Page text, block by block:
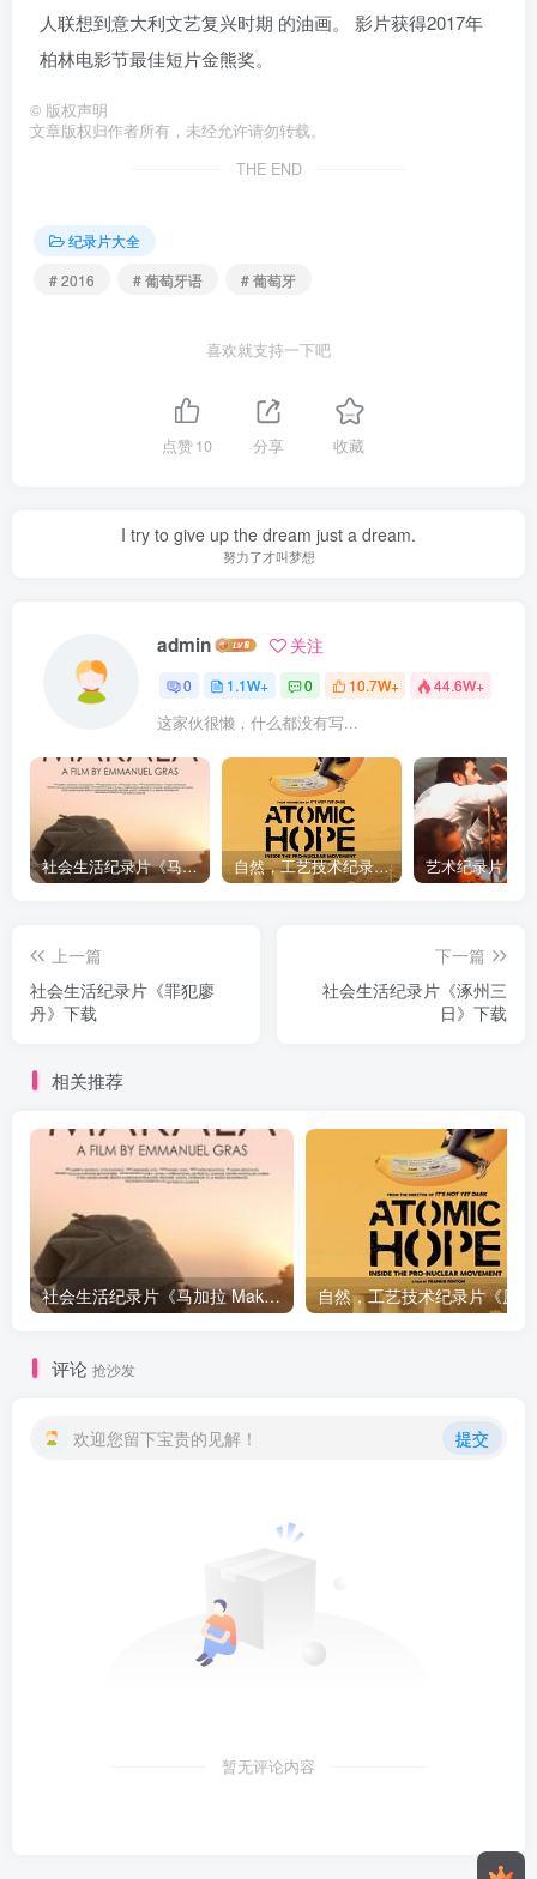
人联想到意大利文艺复兴时期 的油画。 影片获得2017年
柏林电影节最佳短片金熊奖。
© 版权声明
文章版权归作者所有，未经允许请勿转载。
THE END
纪录片大全
# 2016
# 葡萄牙语 # 葡萄牙
喜欢就支持一下吧
点赞10 分享 收藏
I try to give up the dream just a dream.
努力了才叫梦想
admin 关注
0 1.1W+ 0 10.7W+ 44.6W+
这家伙很懒，什么都没有写...
社会生活纪录片《马加拉 Makala》下载 自然，工艺技术纪录片《原子能的希望 Atomic Hope – Inside the Pro-Nuclear Movement》下载
上一篇
社会生活纪录片《罪犯廖
丹》下载
下一篇
社会生活纪录片《涿州三
日》下载
相关推荐
社会生活纪录片《马加拉 Makala》下载
评论 抢沙发
欢迎您留下宝贵的见解！ 提交
暂无评论内容